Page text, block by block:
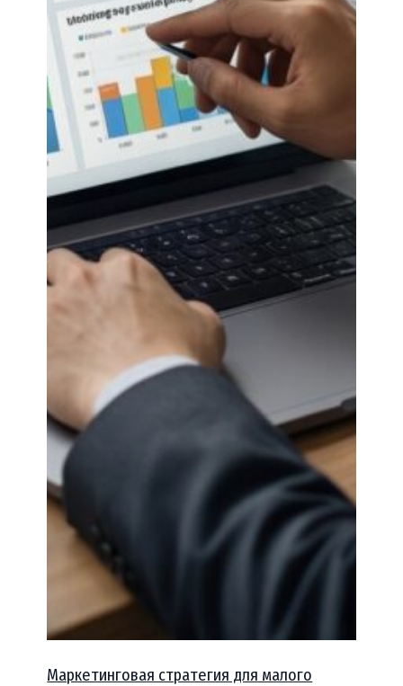
Маркетинговая стратегия для малого